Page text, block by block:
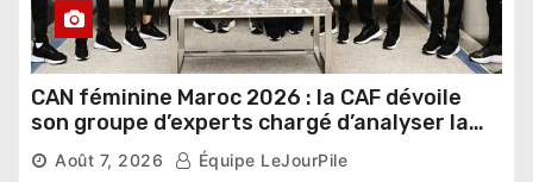
CAN féminine Maroc 2026 : la CAF dévoile
son groupe d’experts chargé d’analyser la
compétition
Août 7, 2026 Équipe LeJourPile